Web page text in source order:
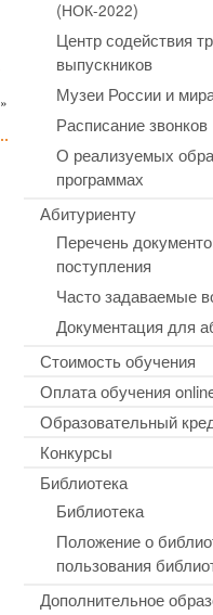
»
(НОК-2022)
Центр содействия
выпускников
Музеи России и
Расписание звонков
О реализуемых
программах
Абитуриенту
Перечень
поступления
Часто задаваемые
Документация для
Стоимость обучения
Оплата обучения
Образовательный
Конкурсы
Библиотека
Библиотека
Положение о
пользования
Дополнительное